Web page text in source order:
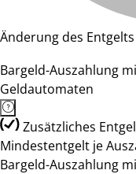
Änderung des
Bargeld-Auszahlung
Geldautomaten
Zusätzliches
Mindestentgelt je
Bargeld-Auszahlung